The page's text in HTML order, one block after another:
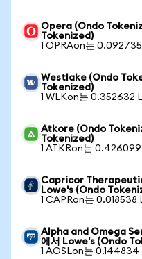
Opera (Ondo
Tokenized)
1 OPRAon는
Westlake (Ondo
Tokenized)
1 WLKon는 0.352632
Atkore (Ondo
Tokenized)
1 ATKRon는
Capricor
Lowe's (Ondo
1 CAPRon는 0.018538
Alpha and Omega
에서 Lowe's (Ondo
1 AOSLon는 0.144834